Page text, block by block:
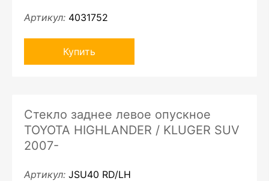
Артикул: 4031752
Купить
Стекло заднее левое опускное
TOYOTA HIGHLANDER / KLUGER SUV
2007-
Артикул: JSU40 RD/LH